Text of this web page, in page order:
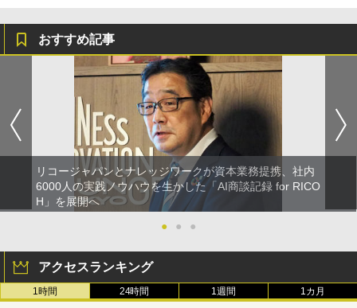
おすすめ記事
リコージャパンとナレッジワークが資本業務提携、社内
6000人の実践ノウハウを生かした「AI商談記録 for RICO
H」を展開へ
●
● ●
アクセスランキング
1時間 24時間 1週間 1カ月